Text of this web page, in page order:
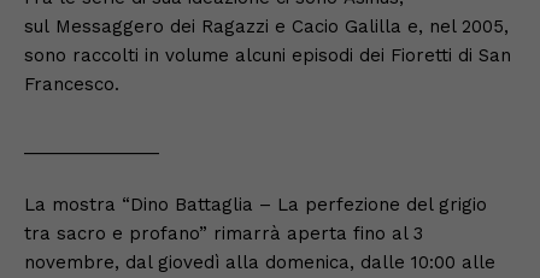
sul Messaggero dei Ragazzi e Cacio Galilla e, nel 2005,
sono raccolti in volume alcuni episodi dei Fioretti di San
Francesco.
La mostra “Dino Battaglia – La perfezione del grigio
tra sacro e profano” rimarrà aperta fino al 3
novembre, dal giovedì alla domenica, dalle 10:00 alle